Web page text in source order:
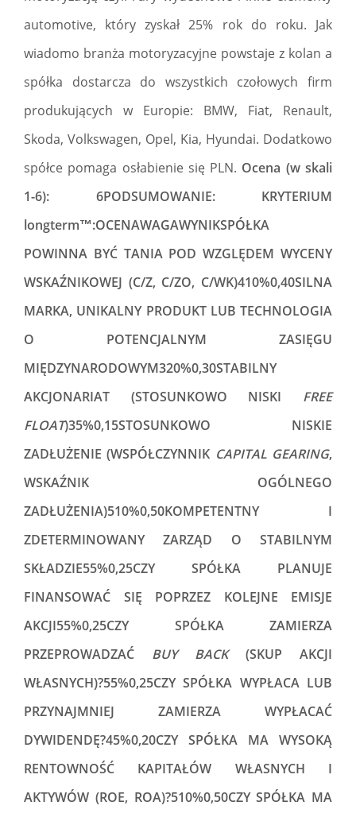
automotive, który zyskał 25% rok do roku. Jak
wiadomo branża motoryzacyjne powstaje z kolan a
spółka dostarcza do wszystkich czołowych firm
produkujących w Europie: BMW, Fiat, Renault,
Skoda, Volkswagen, Opel, Kia, Hyundai. Dodatkowo
spółce pomaga osłabienie się PLN. Ocena (w skali
1-6): 6PODSUMOWANIE: KRYTERIUM
longterm™:OCENAWAGAWYNIKSPÓŁKA
POWINNA BYĆ TANIA POD WZGLĘDEM WYCENY
WSKAŹNIKOWEJ (C/Z, C/ZO, C/WK)410%0,40SILNA
MARKA, UNIKALNY PRODUKT LUB TECHNOLOGIA
O POTENCJALNYM ZASIĘGU
MIĘDZYNARODOWYM320%0,30STABILNY
AKCJONARIAT (STOSUNKOWO NISKI FREE
FLOAT)35%0,15STOSUNKOWO NISKIE
ZADŁUŻENIE (WSPÓŁCZYNNIK CAPITAL GEARING,
WSKAŹNIK OGÓLNEGO
ZADŁUŻENIA)510%0,50KOMPETENTNY I
ZDETERMINOWANY ZARZĄD O STABILNYM
SKŁADZIE55%0,25CZY SPÓŁKA PLANUJE
FINANSOWAĆ SIĘ POPRZEZ KOLEJNE EMISJE
AKCJI55%0,25CZY SPÓŁKA ZAMIERZA
PRZEPROWADZAĆ BUY BACK(SKUP AKCJI
WŁASNYCH)?55%0,25CZY SPÓŁKA WYPŁACA LUB
PRZYNAJMNIEJ ZAMIERZA WYPŁACAĆ
DYWIDENDĘ?45%0,20CZY SPÓŁKA MA WYSOKĄ
RENTOWNOŚĆ KAPITAŁÓW WŁASNYCH I
AKTYWÓW (ROE, ROA)?510%0,50CZY SPÓŁKA MA